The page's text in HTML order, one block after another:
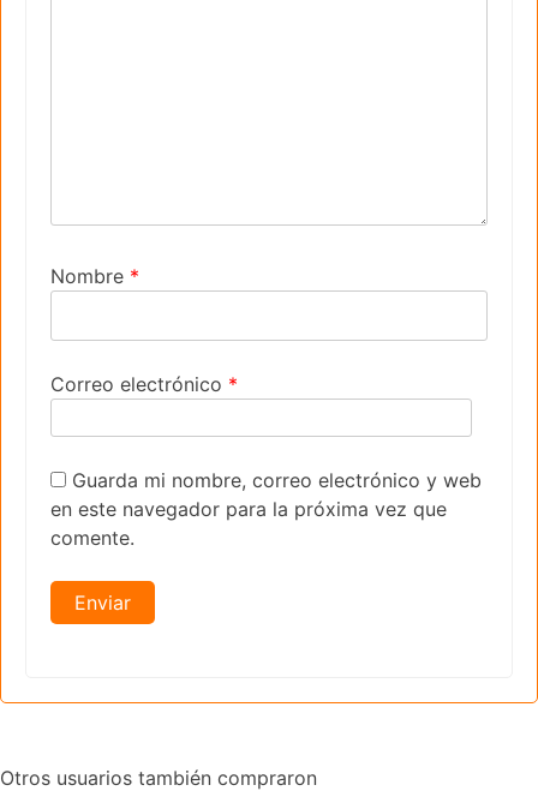
Nombre *
Correo electrónico *
Guarda mi nombre, correo electrónico y web
en este navegador para la próxima vez que
comente.
Otros usuarios también compraron